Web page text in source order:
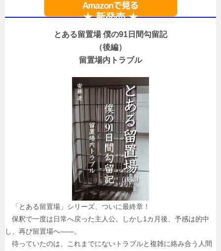
★ 新発売 ★
とある留置場 僕の91日間勾留記
（後編）
留置場内トラブル
「とある留置場」シリーズ、ついに最終章！
保釈で一度は日常へ戻った主人公。しかし1カ月後、予感は的中
し、再び留置場へ――。
待っていたのは、これまでにないトラブルと複雑に絡み合う人間